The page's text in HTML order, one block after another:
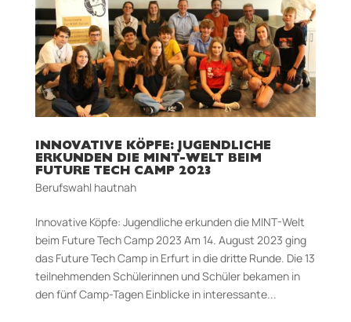
INNOVATIVE KÖPFE: JUGENDLICHE
ERKUNDEN DIE MINT-WELT BEIM
FUTURE TECH CAMP 2023
Berufswahl hautnah
Innovative Köpfe: Jugendliche erkunden die MINT-Welt
beim Future Tech Camp 2023 Am 14. August 2023 ging
das Future Tech Camp in Erfurt in die dritte Runde. Die 13
teilnehmenden Schülerinnen und Schüler bekamen in
den fünf Camp-Tagen Einblicke in interessante...